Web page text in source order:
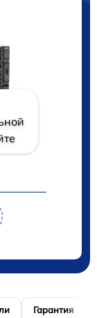
Гарантия